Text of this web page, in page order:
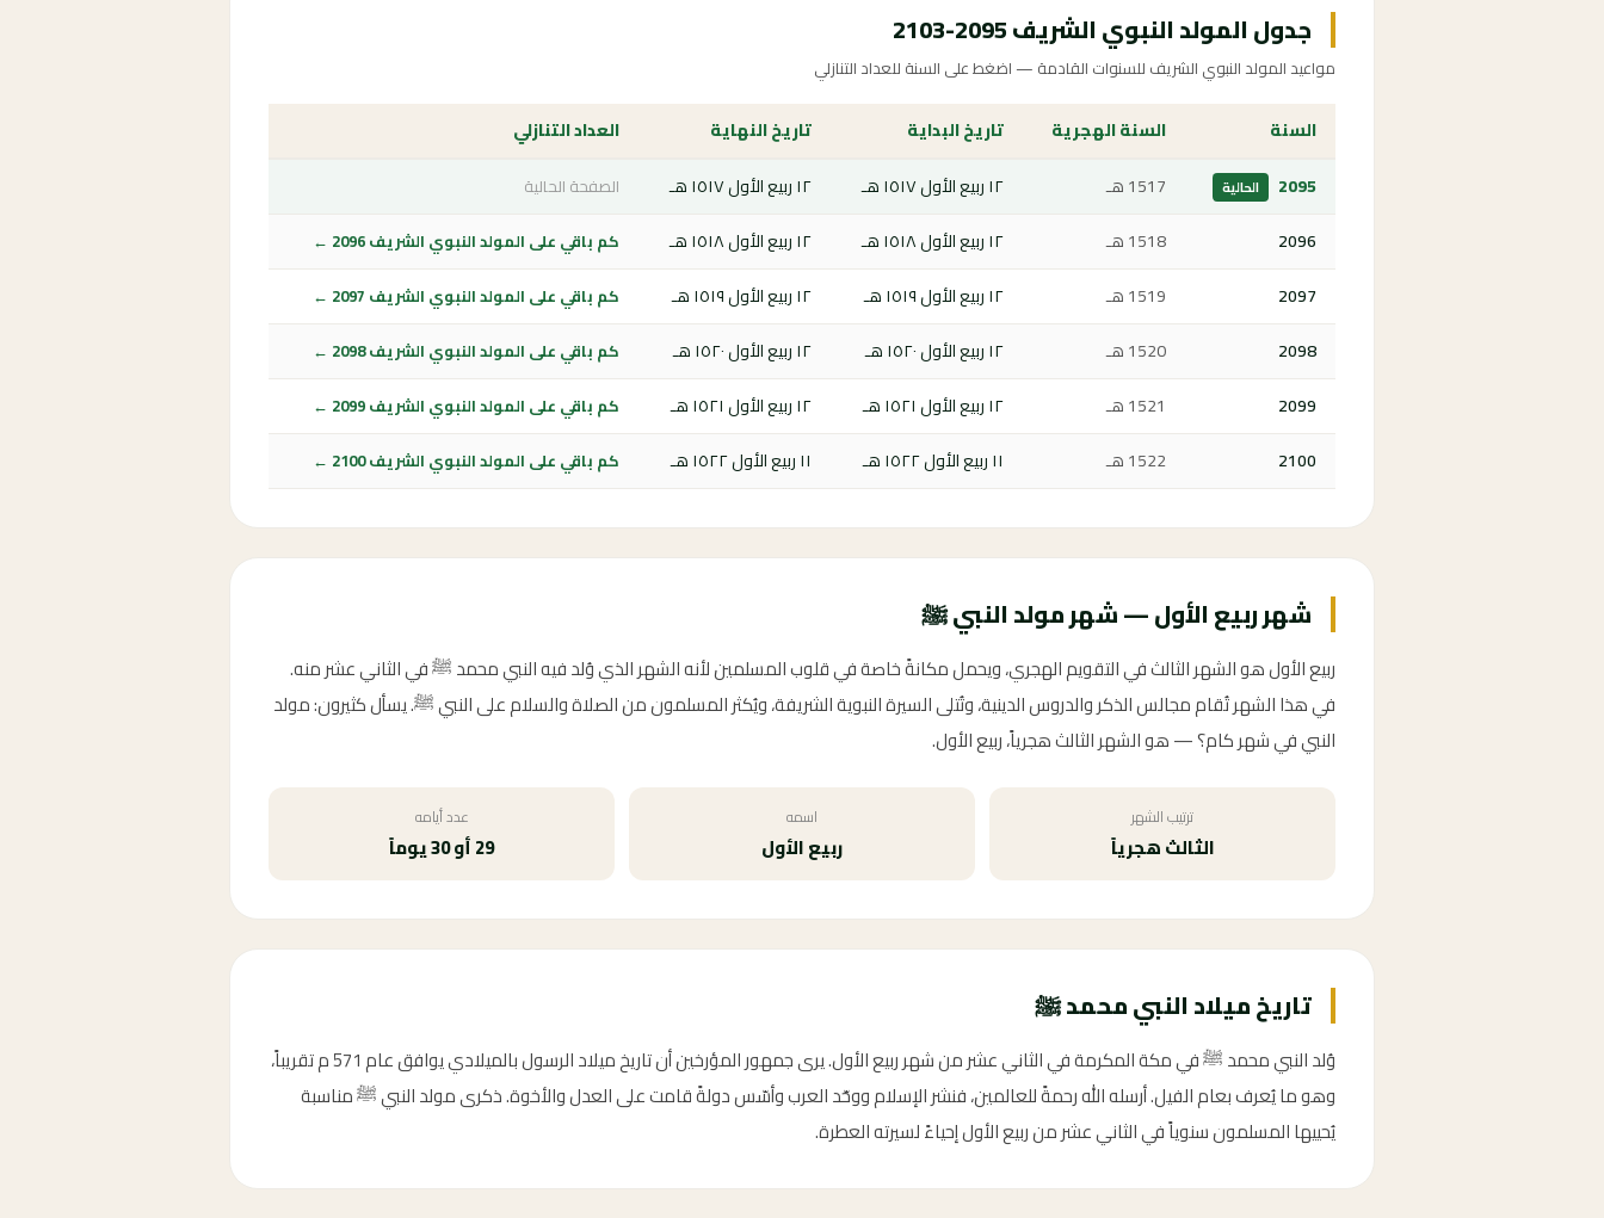
جدول المولد النبوي الشريف 2095-2103
مواعيد المولد النبوي الشريف للسنوات القادمة — اضغط على السنة للعداد التنازلي
السنة السنة الهجرية تاريخ البداية تاريخ النهاية
العداد التنازلي
2095
الحالية 1517 هـ ١٢ ربيع الأول ١٥١٧ هـ ١٢ ربيع الأول ١٥١٧ هـ الصفحة الحالية
2096 1518 هـ ١٢ ربيع الأول ١٥١٨ هـ ١٢ ربيع الأول ١٥١٨ هـ كم باقي على المولد النبوي الشريف 2096 ←
2097 1519 هـ ١٢ ربيع الأول ١٥١٩ هـ ١٢ ربيع الأول ١٥١٩ هـ كم باقي على المولد النبوي الشريف 2097 ←
2098 1520 هـ ١٢ ربيع الأول ١٥٢٠ هـ ١٢ ربيع الأول ١٥٢٠ هـ كم باقي على المولد النبوي الشريف 2098 ←
2099 1521 هـ ١٢ ربيع الأول ١٥٢١ هـ ١٢ ربيع الأول ١٥٢١ هـ كم باقي على المولد النبوي الشريف 2099 ←
2100 1522 هـ ١١ ربيع الأول ١٥٢٢ هـ ١١ ربيع الأول ١٥٢٢ هـ كم باقي على المولد النبوي الشريف 2100 ←
شهر ربيع الأول — شهر مولد النبي ﷺ
ربيع الأول هو الشهر الثالث في التقويم الهجري، ويحمل مكانةً خاصة في قلوب المسلمين لأنه الشهر الذي وُلد فيه النبي محمد ﷺ في الثاني عشر منه.
في هذا الشهر تُقام مجالس الذكر والدروس الدينية، وتُتلى السيرة النبوية الشريفة، ويُكثر المسلمون من الصلاة والسلام على النبي ﷺ. يسأل كثيرون: مولد
النبي في شهر كام؟ — هو الشهر الثالث هجرياً، ربيع الأول.
ترتيب الشهر
الثالث هجرياً
اسمه
ربيع الأول
عدد أيامه
29 أو 30 يوماً
تاريخ ميلاد النبي محمد ﷺ
وُلد النبي محمد ﷺ في مكة المكرمة في الثاني عشر من شهر ربيع الأول. يرى جمهور المؤرخين أن تاريخ ميلاد الرسول بالميلادي يوافق عام 571 م تقريباً،
وهو ما يُعرف بعام الفيل. أرسله الله رحمةً للعالمين، فنشر الإسلام ووحّد العرب وأسّس دولةً قامت على العدل والأخوة. ذكرى مولد النبي ﷺ مناسبة
يُحييها المسلمون سنوياً في الثاني عشر من ربيع الأول إحياءً لسيرته العطرة.